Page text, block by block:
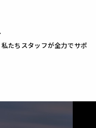
たちスタッフが全力でサポ